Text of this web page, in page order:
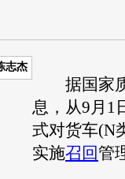
志杰
据国家质
息，从9月1
式对货车(N
实施召回管